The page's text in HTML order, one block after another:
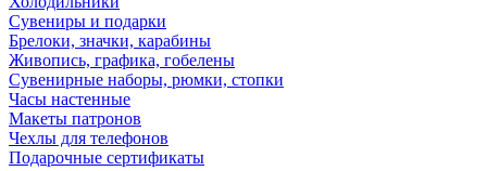
Сувениры и подарки
Брелоки, значки, карабины
Живопись, графика, гобелены
Сувенирные наборы, рюмки, стопки
Часы настенные
Макеты патронов
Чехлы для телефонов
Подарочные сертификаты